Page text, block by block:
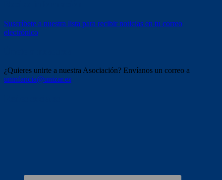
Suscríbete a nuestra lista para recibir noticias en tu correo
electrónico
¿Quieres unirte a nuestra Asociación? Envíanos un correo a
uninfancia@unizar.es